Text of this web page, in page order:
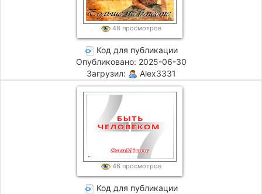
48 просмотров
Код для публикации
Опубликовано: 2025-06-30
Загрузил:
Alex3331
46 просмотров
Код для публикации